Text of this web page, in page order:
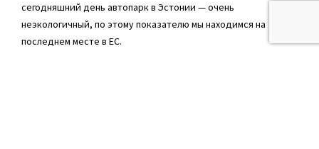
сегодняшний день автопарк в Эстонии — очень
неэкологичный, по этому показателю мы находимся на
последнем месте в ЕС.